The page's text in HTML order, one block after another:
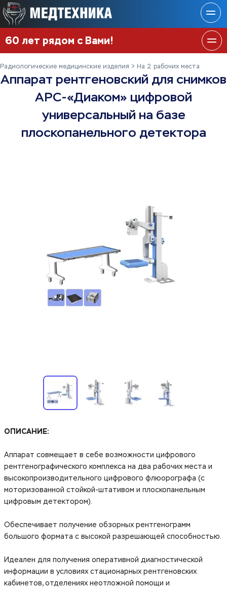
60 лет рядом с Вами!
Радиологические медицинские изделия На 2 рабочих места
Аппарат рентгеновский для снимков
АРС-«Диаком» цифровой
универсальный на базе
плоскопанельного детектора
ОПИСАНИЕ:
Аппарат совмещает в себе возможности цифрового
рентгенографического комплекса на два рабочих места и
высокопроизводительного цифрового флюорографа (с
моторизованной стойкой-штативом и плоскопанельным
цифровым детектором).
Обеспечивает получение обзорных рентгенограмм
большого формата с высокой разрешающей способностью.
Идеален для получения оперативной диагностической
информации в условиях стационарных рентгеновских
кабинетов, отделениях неотложной помощи и